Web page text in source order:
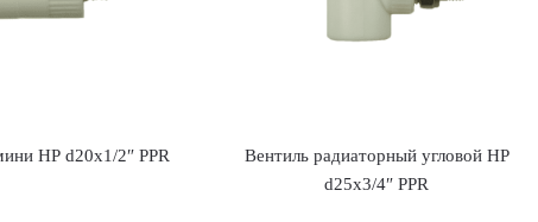
НР d20х1/2″ PPR
Вентиль радиаторный угловой НР
d25х3/4″ PPR